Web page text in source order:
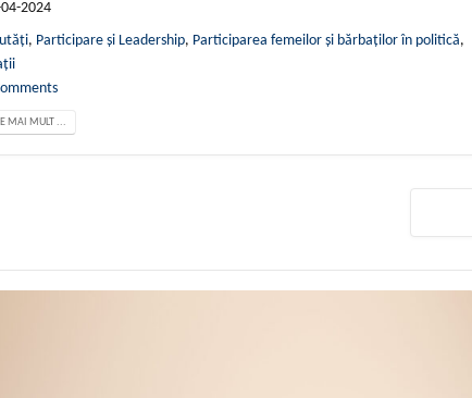
2024
, Participare și Leadership, Participarea femeilor și bărbaților în politică,
MAI MULT ...